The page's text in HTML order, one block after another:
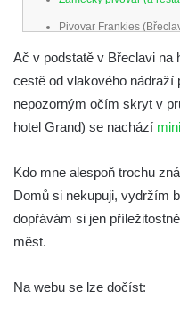
Pivovar Frankies
Ač v podstatě v Břeclavi na
cestě od vlakového nádraží
nepozorným očím skryt v
hotel Grand) se nachází
Kdo mne alespoň trochu
Domů si nekupuji, vydržím
dopřávám si jen
měst.
Na webu se lze dočíst: